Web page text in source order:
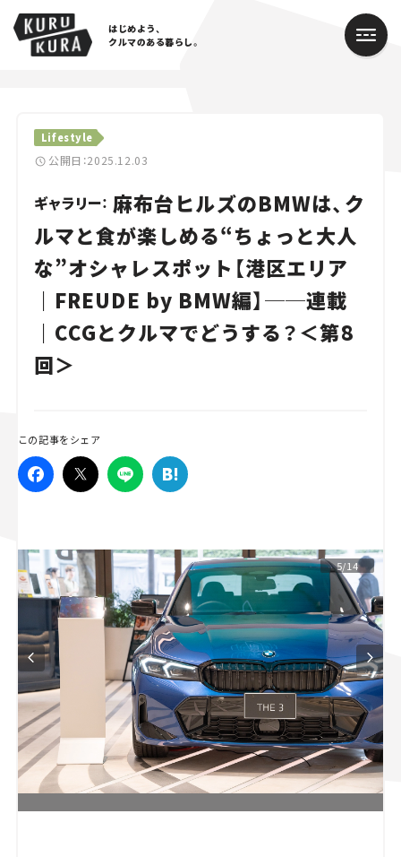
はじめよう、
クルマのある暮らし。
Lifestyle
公開日：2025.12.03
ギャラリー： 麻布台ヒルズのBMWは、ク
ルマと食が楽しめる“ちょっと大人
な”オシャレスポット【港区エリア
｜FREUDE by BMW編】──連載
｜CCGとクルマでどうする？＜第8
回＞
この記事をシェア
5/14
Cars
Lifestyle
Traffic
Special
Series
Campaign
マツダ｜Mazda